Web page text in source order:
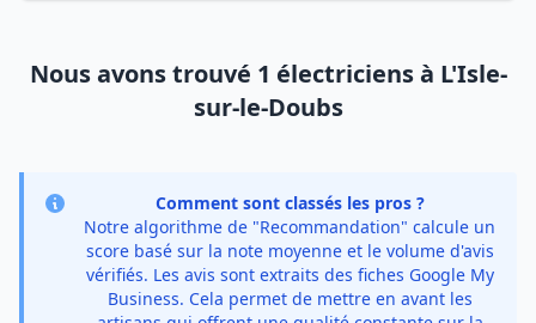
Nous avons trouvé 1 électriciens à L'Isle-
sur-le-Doubs
Comment sont classés les pros ?
Notre algorithme de "Recommandation" calcule un
score basé sur la note moyenne et le volume d'avis
vérifiés. Les avis sont extraits des fiches Google My
Business. Cela permet de mettre en avant les